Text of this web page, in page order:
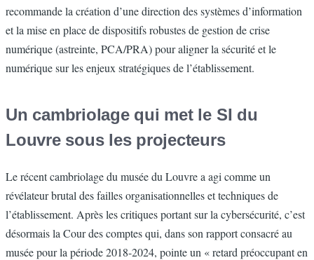
recommande la création d’une direction des systèmes d’information
et la mise en place de dispositifs robustes de gestion de crise
numérique (astreinte, PCA/PRA) pour aligner la sécurité et le
numérique sur les enjeux stratégiques de l’établissement.
CorpsBlog
Un cambriolage qui met le SI du
Louvre sous les projecteurs
Le récent cambriolage du musée du Louvre a agi comme un
révélateur brutal des failles organisationnelles et techniques de
l’établissement. Après les critiques portant sur la cybersécurité, c’est
désormais la Cour des comptes qui, dans son rapport consacré au
musée pour la période 2018-2024, pointe un « retard préoccupant en